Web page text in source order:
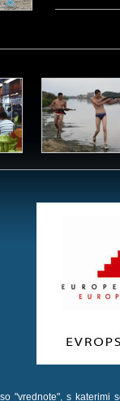
"vrednote", s katerimi